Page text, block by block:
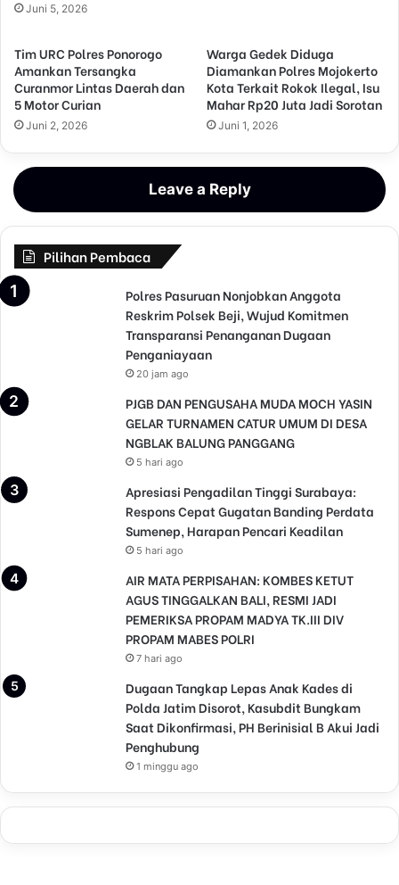
Juni 5, 2026
Tim URC Polres Ponorogo
Amankan Tersangka
Curanmor Lintas Daerah dan
5 Motor Curian
Juni 2, 2026
Warga Gedek Diduga
Diamankan Polres Mojokerto
Kota Terkait Rokok Ilegal, Isu
Mahar Rp20 Juta Jadi Sorotan
Juni 1, 2026
Leave a Reply
Pilihan Pembaca
Polres Pasuruan Nonjobkan Anggota
Reskrim Polsek Beji, Wujud Komitmen
Transparansi Penanganan Dugaan
Penganiayaan
20 jam ago
PJGB DAN PENGUSAHA MUDA MOCH YASIN
GELAR TURNAMEN CATUR UMUM DI DESA
NGBLAK BALUNG PANGGANG
5 hari ago
Apresiasi Pengadilan Tinggi Surabaya:
Respons Cepat Gugatan Banding Perdata
Sumenep, Harapan Pencari Keadilan
5 hari ago
AIR MATA PERPISAHAN: KOMBES KETUT
AGUS TINGGALKAN BALI, RESMI JADI
PEMERIKSA PROPAM MADYA TK.III DIV
PROPAM MABES POLRI
7 hari ago
Dugaan Tangkap Lepas Anak Kades di
Polda Jatim Disorot, Kasubdit Bungkam
Saat Dikonfirmasi, PH Berinisial B Akui Jadi
Penghubung
1 minggu ago